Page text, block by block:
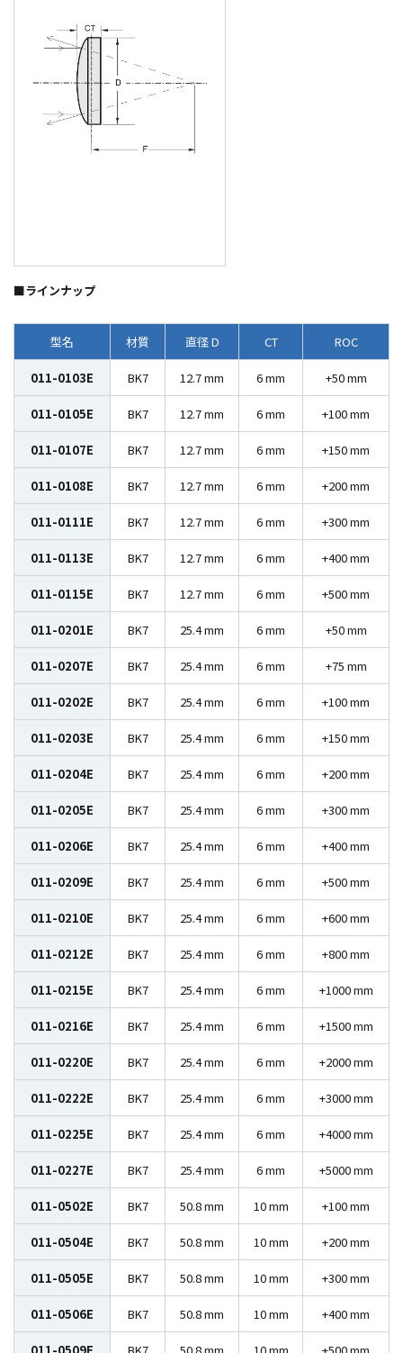
■ラインナップ
型名 材質 直径 D CT ROC
011-0103E BK7 12.7 mm 6 mm +50 mm
011-0105E BK7 12.7 mm 6 mm +100 mm
011-0107E BK7 12.7 mm 6 mm +150 mm
011-0108E BK7 12.7 mm 6 mm +200 mm
011-0111E BK7 12.7 mm 6 mm +300 mm
011-0113E BK7 12.7 mm 6 mm +400 mm
011-0115E BK7 12.7 mm 6 mm +500 mm
011-0201E BK7 25.4 mm 6 mm +50 mm
011-0207E BK7 25.4 mm 6 mm +75 mm
011-0202E BK7 25.4 mm 6 mm +100 mm
011-0203E BK7 25.4 mm 6 mm +150 mm
011-0204E BK7 25.4 mm 6 mm +200 mm
011-0205E BK7 25.4 mm 6 mm +300 mm
011-0206E BK7 25.4 mm 6 mm +400 mm
011-0209E BK7 25.4 mm 6 mm +500 mm
011-0210E BK7 25.4 mm 6 mm +600 mm
011-0212E BK7 25.4 mm 6 mm +800 mm
011-0215E BK7 25.4 mm 6 mm +1000 mm
011-0216E BK7 25.4 mm 6 mm +1500 mm
011-0220E BK7 25.4 mm 6 mm +2000 mm
011-0222E BK7 25.4 mm 6 mm +3000 mm
011-0225E BK7 25.4 mm 6 mm +4000 mm
011-0227E BK7 25.4 mm 6 mm +5000 mm
011-0502E BK7 50.8 mm 10 mm +100 mm
011-0504E BK7 50.8 mm 10 mm +200 mm
011-0505E BK7 50.8 mm 10 mm +300 mm
011-0506E BK7 50.8 mm 10 mm +400 mm